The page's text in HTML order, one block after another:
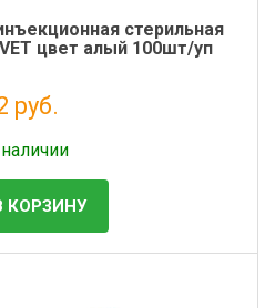
стерильная
цвет алый 100шт/уп
руб.
КОРЗИНУ